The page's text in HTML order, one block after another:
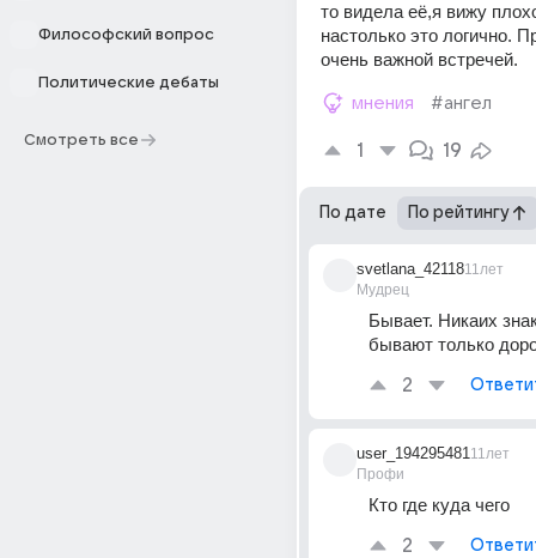
Философский вопрос
Политические дебаты
Смотреть все
то видела её,я вижу
настолько это логично.
очень важной встречей.
мнения #ангел
1 19
По дате По рейтингу
svetlana_42118
Мудрец
11лет
Бывает. Никаих
бывают только
2
user_194295481
Профи
11лет
Кто где куда чего
2